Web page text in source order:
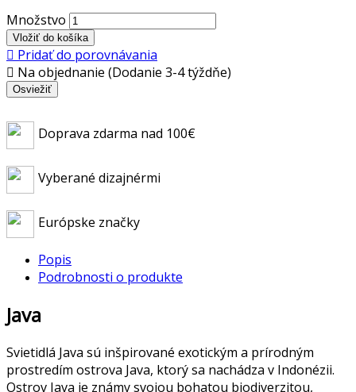
Množstvo
Vložiť do košíka
 Pridať do porovnávania
 Na objednanie (Dodanie 3-4 týždňe)
Doprava zdarma nad 100€
Vyberané dizajnérmi
Európske značky
Popis
Podrobnosti o produkte
Java
Svietidlá Java sú inšpirované exotickým a prírodným
prostredím ostrova Java, ktorý sa nachádza v Indonézii.
Ostrov Java je známy svojou bohatou biodiverzitou,